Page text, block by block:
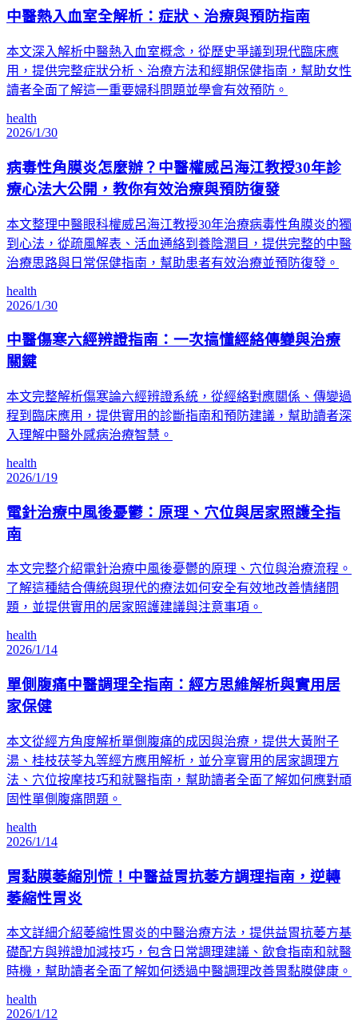
中醫熱入血室全解析：症狀、治療與預防指南
本文深入解析中醫熱入血室概念，從歷史爭議到現代臨床應
用，提供完整症狀分析、治療方法和經期保健指南，幫助女性
讀者全面了解這一重要婦科問題並學會有效預防。
health
2026/1/30
病毒性角膜炎怎麼辦？中醫權威呂海江教授30年診
療心法大公開，教你有效治療與預防復發
本文整理中醫眼科權威呂海江教授30年治療病毒性角膜炎的獨
到心法，從疏風解表、活血通絡到養陰潤目，提供完整的中醫
治療思路與日常保健指南，幫助患者有效治療並預防復發。
health
2026/1/30
中醫傷寒六經辨證指南：一次搞懂經絡傳變與治療
關鍵
本文完整解析傷寒論六經辨證系統，從經絡對應關係、傳變過
程到臨床應用，提供實用的診斷指南和預防建議，幫助讀者深
入理解中醫外感病治療智慧。
health
2026/1/19
電針治療中風後憂鬱：原理、穴位與居家照護全指
南
本文完整介紹電針治療中風後憂鬱的原理、穴位與治療流程。
了解這種結合傳統與現代的療法如何安全有效地改善情緒問
題，並提供實用的居家照護建議與注意事項。
health
2026/1/14
單側腹痛中醫調理全指南：經方思維解析與實用居
家保健
本文從經方角度解析單側腹痛的成因與治療，提供大黃附子
湯、桂枝茯苓丸等經方應用解析，並分享實用的居家調理方
法、穴位按摩技巧和就醫指南，幫助讀者全面了解如何應對頑
固性單側腹痛問題。
health
2026/1/14
胃黏膜萎縮別慌！中醫益胃抗萎方調理指南，逆轉
萎縮性胃炎
本文詳細介紹萎縮性胃炎的中醫治療方法，提供益胃抗萎方基
礎配方與辨證加減技巧，包含日常調理建議、飲食指南和就醫
時機，幫助讀者全面了解如何透過中醫調理改善胃黏膜健康。
health
2026/1/12